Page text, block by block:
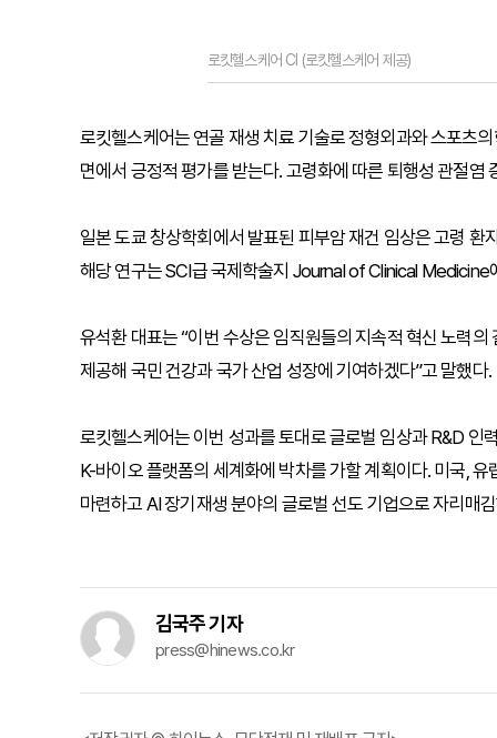
로킷헬스케어 CI (로킷헬스케어 제공)
로킷헬스케어는 연골 재생 치료 기술로 정형외과와 스포츠
면에서 긍정적 평가를 받는다. 고령화에 따른 퇴행성 관절염
일본 도쿄 창상학회에서 발표된 피부암 재건 임상은 고령
해당 연구는 SCI급 국제학술지 Journal of Clinical Medicine
유석환 대표는 “이번 수상은 임직원들의 지속적 혁신 노력
제공해 국민 건강과 국가 산업 성장에 기여하겠다”고 말했다.
로킷헬스케어는 이번 성과를 토대로 글로벌 임상과 R&D 인
K-바이오 플랫폼의 세계화에 박차를 가할 계획이다. 미국, 유
마련하고 AI 장기재생 분야의 글로벌 선도 기업으로 자리매
김국주 기자
press@hinews.co.kr